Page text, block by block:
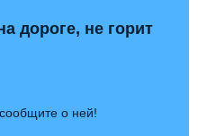
дороге, не горит
о ней!